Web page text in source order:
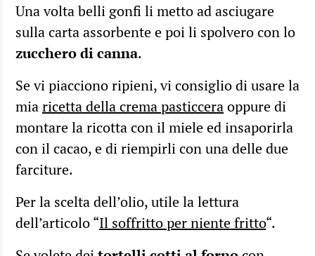
Una volta belli gonfi li metto ad asciugare
sulla carta assorbente e poi li spolvero con lo
zucchero di canna.
Se vi piacciono ripieni, vi consiglio di usare la
miaricetta della crema pasticceraoppure di
montare la ricotta con il miele ed insaporirla
con il cacao, e di riempirli con una delle due
farciture.
Per la scelta dell’olio, utile la lettura
dell’articolo “Il soffritto per niente fritto“.